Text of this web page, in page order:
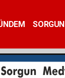
SORGUN